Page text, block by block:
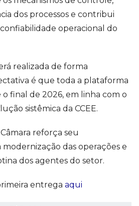
dos processos e contribui
operacional do
realizada de forma
é que toda a plataforma
final de 2026, em linha com o
sistêmica da CCEE.
reforça seu
das operações e
dos agentes do setor.
entrega aqui